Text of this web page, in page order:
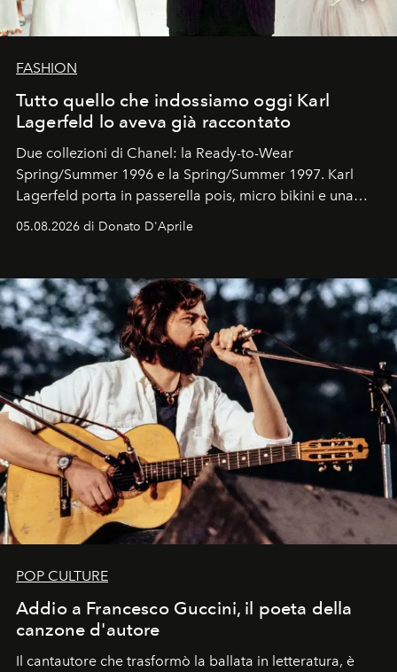
FASHION
Tutto quello che indossiamo oggi Karl
Lagerfeld lo aveva già raccontato
Due collezioni di Chanel: la Ready-to-Wear
Spring/Summer 1996 e la Spring/Summer 1997. Karl
Lagerfeld porta in passerella pois, micro bikini e una
logomania pensata per la spiaggia
Kate, Claudia e Carla una dietro l'altra. Trent'anni dopo,
uno dei documenti più contemporanei che abbiamo.
05.08.2026 di Donato D'Aprile
POP CULTURE
Addio a Francesco Guccini, il poeta della
canzone d'autore
Il cantautore che trasformò la ballata in letteratura, è